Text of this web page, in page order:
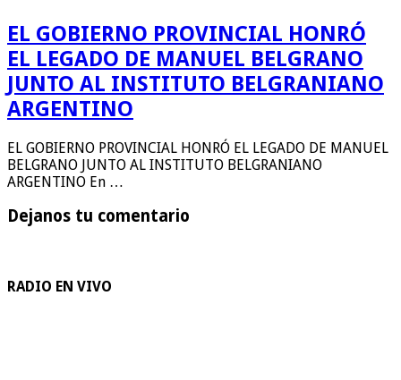
EL GOBIERNO PROVINCIAL HONRÓ
EL LEGADO DE MANUEL BELGRANO
JUNTO AL INSTITUTO BELGRANIANO
ARGENTINO
EL GOBIERNO PROVINCIAL HONRÓ EL LEGADO DE MANUEL
BELGRANO JUNTO AL INSTITUTO BELGRANIANO
ARGENTINO En …
Dejanos tu comentario
RADIO EN VIVO